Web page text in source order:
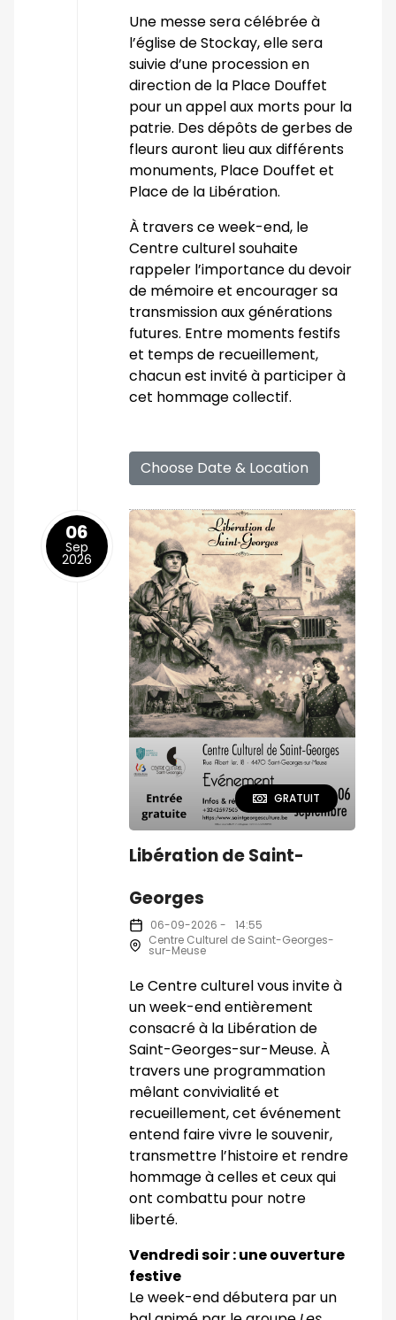
Une messe sera célébrée à
l’église de Stockay, elle sera
suivie d’une procession en
direction de la Place Douffet
pour un appel aux morts pour la
patrie. Des dépôts de gerbes de
fleurs auront lieu aux différents
monuments, Place Douffet et
Place de la Libération.
À travers ce week-end, le
Centre culturel souhaite
rappeler l’importance du devoir
de mémoire et encourager sa
transmission aux générations
futures. Entre moments festifs
et temps de recueillement,
chacun est invité à participer à
cet hommage collectif.
Choose Date & Location
06
Sep
2026
GRATUIT
Libération de Saint-
Georges
06-09-2026 -
14:55
Centre Culturel de Saint-Georges-
sur-Meuse
Le Centre culturel vous invite à
un week-end entièrement
consacré à la Libération de
Saint-Georges-sur-Meuse. À
travers une programmation
mêlant convivialité et
recueillement, cet événement
entend faire vivre le souvenir,
transmettre l’histoire et rendre
hommage à celles et ceux qui
ont combattu pour notre
liberté.
Vendredi soir : une ouverture
festive
Le week-end débutera par un